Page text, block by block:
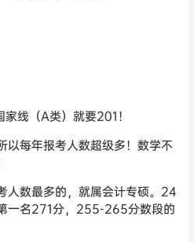
线（A类）就要201！
以每年报考人数超级多！数学不
人数最多的，就属会计专硕。24
一名271分，255-265分数段的